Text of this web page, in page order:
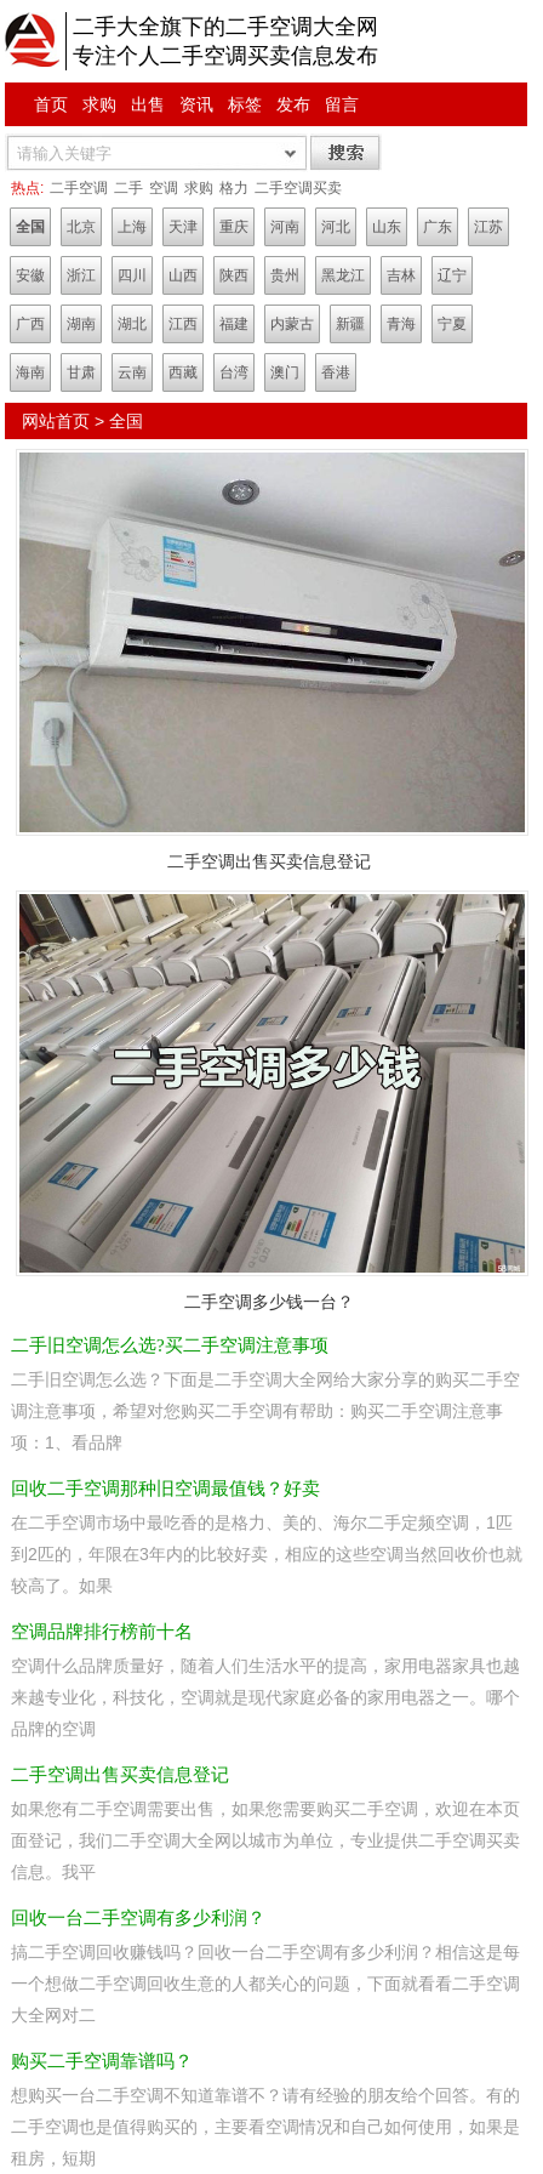
二手大全旗下的二手空调大全网
专注个人二手空调买卖信息发布
首页 求购 出售 资讯 标签 发布 留言
热点: 二手空调 二手 空调 求购 格力 二手空调买卖
全国 北京 上海 天津 重庆 河南 河北 山东 广东 江苏
安徽 浙江 四川 山西 陕西 贵州 黑龙江 吉林 辽宁
广西 湖南 湖北 江西 福建 内蒙古 新疆 青海 宁夏
海南 甘肃 云南 西藏 台湾 澳门 香港
网站首页 >全国
二手空调出售买卖信息登记
二手空调多少钱一台？
二手旧空调怎么选?买二手空调注意事项
二手旧空调怎么选？下面是二手空调大全网给大家分享的购买二手空
调注意事项，希望对您购买二手空调有帮助：购买二手空调注意事
项：1、看品牌
回收二手空调那种旧空调最值钱？好卖
在二手空调市场中最吃香的是格力、美的、海尔二手定频空调，1匹
到2匹的，年限在3年内的比较好卖，相应的这些空调当然回收价也就
较高了。如果
空调品牌排行榜前十名
空调什么品牌质量好，随着人们生活水平的提高，家用电器家具也越
来越专业化，科技化，空调就是现代家庭必备的家用电器之一。哪个
品牌的空调
二手空调出售买卖信息登记
如果您有二手空调需要出售，如果您需要购买二手空调，欢迎在本页
面登记，我们二手空调大全网以城市为单位，专业提供二手空调买卖
信息。我平
回收一台二手空调有多少利润？
搞二手空调回收赚钱吗？回收一台二手空调有多少利润？相信这是每
一个想做二手空调回收生意的人都关心的问题，下面就看看二手空调
大全网对二
购买二手空调靠谱吗？
想购买一台二手空调不知道靠谱不？请有经验的朋友给个回答。有的
二手空调也是值得购买的，主要看空调情况和自己如何使用，如果是
租房，短期